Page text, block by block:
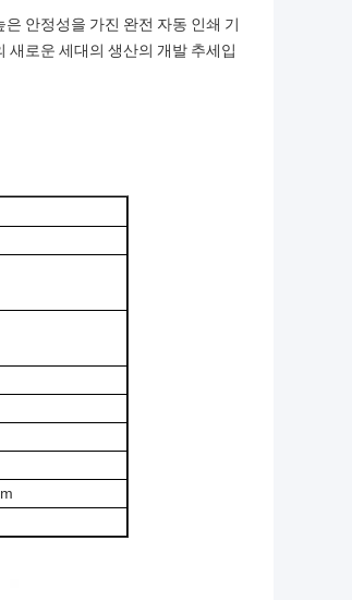
안정성을 가진 완전 자동 인쇄 기
새로운 세대의 생산의 개발 추세입